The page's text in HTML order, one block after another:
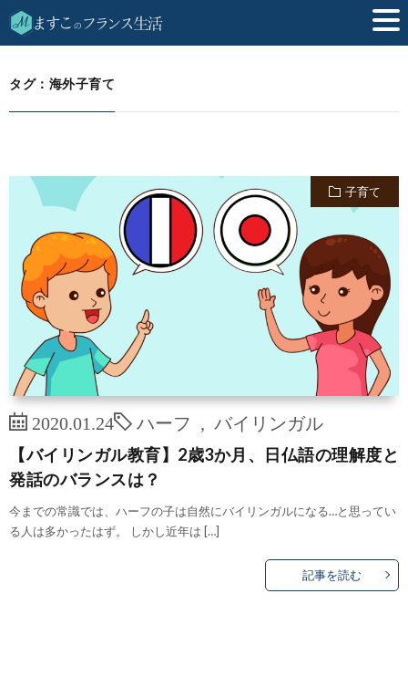
HOME 海外子育て
タグ：海外子育て
子育て
2020.01.24 ハーフ バイリンガル
【バイリンガル教育】2歳3か月、日仏語の理解度と
発話のバランスは？
今までの常識では、ハーフの子は自然にバイリンガルになる…と思ってい
る人は多かったはず。 しかし近年は […]
記事を読む